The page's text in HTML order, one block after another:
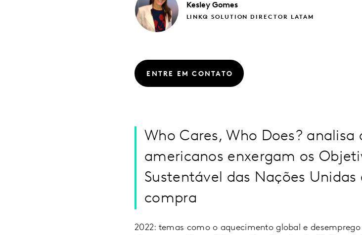
Kesley Gomes
LINKQ SOLUTION DIRECTOR LATAM
ENTRE EM CONTATO
Who Cares, Who Does?
americanos enxergam os
Sustentável das Nações
compra
2022: temas como o aquecimento global e